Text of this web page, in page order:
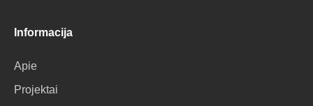
Informacija
Apie
Projektai